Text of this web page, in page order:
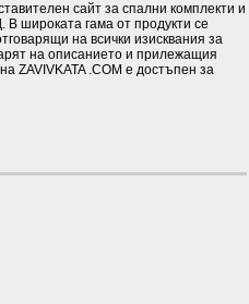
сайт за спални комплекти и
широката гама от продукти се
на всички изисквания за
на описанието и прилежащия
ZAVIVKATA .COM е достъпен за